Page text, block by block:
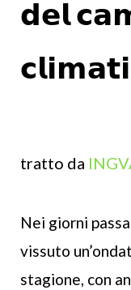
𝗱𝗲𝗹
tratto da
Nei giorni
vissuto
stagione, con